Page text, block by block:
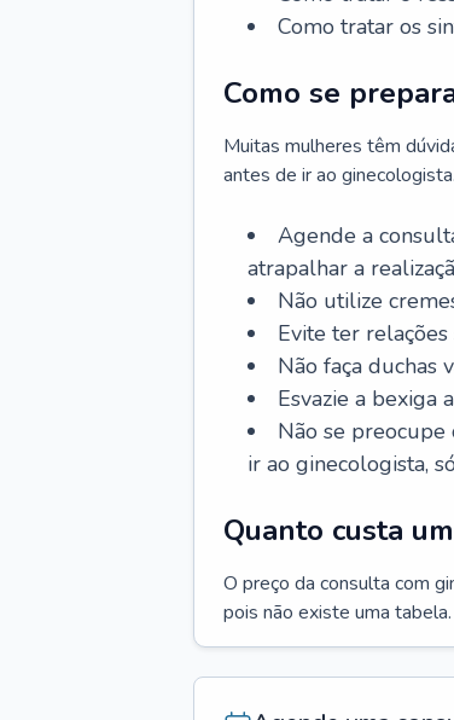
Como tratar os
Como se
Muitas mulheres têm
antes de ir ao
Agende a
atrapalhar a
Não utilize
Evite ter
Não faça duchas
Esvazie a bexiga
Não se preocupe
ir ao ginecologista,
Quanto custa
O preço da consulta com
pois não existe uma tabela.